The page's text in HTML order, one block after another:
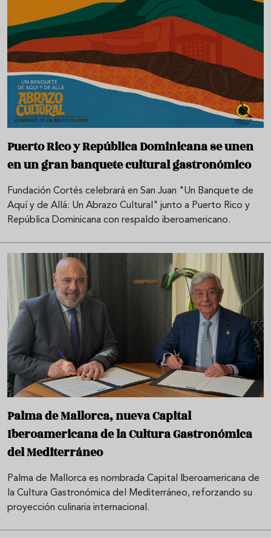
Puerto Rico y República Dominicana se unen
en un gran banquete cultural gastronómico
Fundación Cortés celebrará en San Juan "Un Banquete de
Aquí y de Allá: Un Abrazo Cultural" junto a Puerto Rico y
República Dominicana con respaldo iberoamericano.
Palma de Mallorca, nueva Capital
Iberoamericana de la Cultura Gastronómica
del Mediterráneo
Palma de Mallorca es nombrada Capital Iberoamericana de
la Cultura Gastronómica del Mediterráneo, reforzando su
proyección culinaria internacional.